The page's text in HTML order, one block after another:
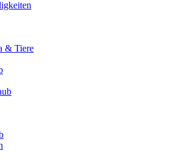
& Tiere